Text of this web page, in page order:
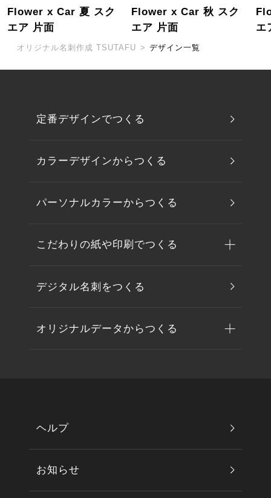
Flower x Car 夏 スク
エア 片面
Flower x Car 秋 スク
エア 片面
エ
オリジナル名刺作成 TSUTAFU > デザイン一覧
定番デザインでつくる
カラーデザインからつくる
パーソナルカラーからつくる
こだわりの紙や印刷でつくる
デジタル名刺をつくる
オリジナルデータからつくる
ヘルプ
お知らせ